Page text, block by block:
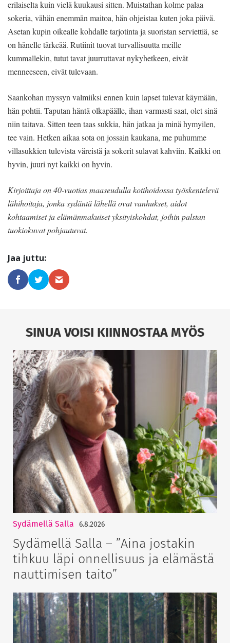
erilaiselta kuin vielä kuukausi sitten. Muistathan kolme palaa
sokeria, vähän enemmän maitoa, hän ohjeistaa kuten joka päivä.
Asetan kupin oikealle kohdalle tarjotinta ja suoristan serviettiä, se
on hänelle tärkeää. Rutiinit tuovat turvallisuutta meille
kummallekin, tutut tavat juurruttavat nykyhetkeen, eivät
menneeseen, eivät tulevaan.
Saankohan myssyn valmiiksi ennen kuin lapset tulevat käymään,
hän pohtii. Taputan häntä olkapäälle, ihan varmasti saat, olet sinä
niin taitava. Sitten teen taas sukkia, hän jatkaa ja minä hymyilen,
tee vain. Hetken aikaa sota on jossain kaukana, me puhumme
villasukkien tulevista väreistä ja sokerit sulavat kahviin. Kaikki on
hyvin, juuri nyt kaikki on hyvin.
Kirjoittaja on 40-vuotias maaseudulla kotihoidossa työskentelevä
lähihoitaja, jonka sydäntä lähellä ovat vanhukset, aidot
kohtaamiset ja elämänmakuiset yksityiskohdat, joihin palstan
tuokiokuvat pohjautuvat.
SINUA VOISI KIINNOSTAA MYÖS
Sydämellä Salla 6.8.2026
Sydämellä Salla – ”Aina jostakin
tihkuu läpi onnellisuus ja elämästä
nauttimisen taito”